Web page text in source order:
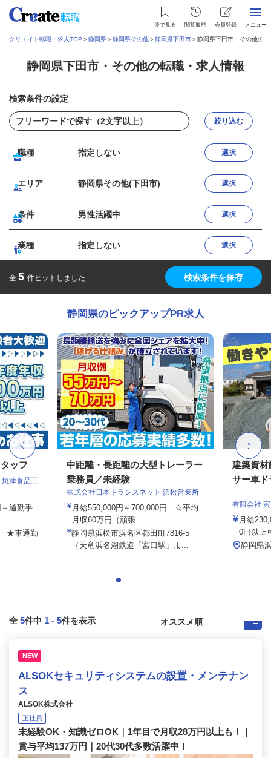
後で見る 閲覧履歴 会員登録 メニュー
クリエイト転職・求人TOP ＞静岡県＞静岡県その他＞静岡県下田市＞静岡県下田市・その他の
静岡県下田市・その他の転職・求人情報
検索条件の設定
絞り込む
職種 指定しない 選択
エリア 静岡県その他(下田市) 選択
条件 男性活躍中 選択
業種 指定しない 選択
全 5 件ヒットしました 検索条件を保存
静岡県のピックアップPR求人
ッフ
津食品工
通勤手
★車通勤
中距離・長距離の大型トレーラー
乗務員／未経験
株式会社日本トランスネット 浜松営業所
月給550,000円～700,000円 ☆平均
月収60万円（頑張...
静岡県浜松市浜名区都田町7816-5
（天竜浜名湖鉄道「宮口駅」よ...
建築資材
サー車ド
有限会社
月給
0円以上
静岡県
全 5件中 1 - 5件を表示
NEW
ALSOKセキュリティシステムの設置・メンテナン
ス
ALSOK株式会社
正社員
未経験OK・知識ゼロOK｜1年目で月収28万円以上も！｜
賞与平均137万円｜20代30代多数活躍中！